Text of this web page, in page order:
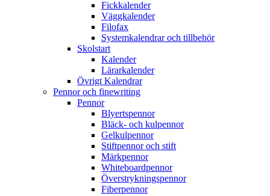
Fickkalender
Väggkalender
Filofax
Systemkalendrar och tillbehör
Skolstart
Kalender
Lärarkalender
Övrigt Kalendrar
Pennor och finewriting
Pennor
Blyertspennor
Bläck- och kulpennor
Gelkulpennor
Stiftpennor och stift
Märkpennor
Whiteboardpennor
Överstrykningspennor
Fiberpennor